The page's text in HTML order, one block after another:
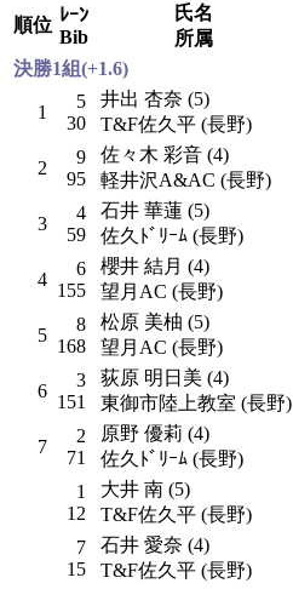
順位 ﾚｰﾝ
Bib
氏名
所属
決勝1組(+1.6)
1
5
30
井出 杏奈 (5)
T&F佐久平 (長野)
2
9
95
佐々木 彩音 (4)
軽井沢A&AC (長野)
3
4
59
石井 華蓮 (5)
佐久ﾄﾞﾘｰﾑ (長野)
4
6
155
櫻井 結月 (4)
望月AC (長野)
5
8
168
松原 美柚 (5)
望月AC (長野)
6
3
151
荻原 明日美 (4)
東御市陸上教室 (長野)
7
2
71
原野 優莉 (4)
佐久ﾄﾞﾘｰﾑ (長野)
1
12
大井 南 (5)
T&F佐久平 (長野)
7
15
石井 愛奈 (4)
T&F佐久平 (長野)